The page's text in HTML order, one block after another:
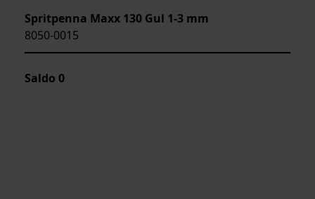
Spritpenna Maxx 130 Gul 1-3 mm
8050-0015
Saldo 0